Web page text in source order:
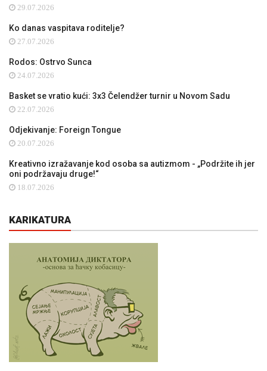
29.07.2026
Ko danas vaspitava roditelje?
27.07.2026
Rodos: Ostrvo Sunca
24.07.2026
Basket se vratio kući: 3x3 Čelendžer turnir u Novom Sadu
22.07.2026
Odjekivanje: Foreign Tongue
20.07.2026
Kreativno izražavanje kod osoba sa autizmom - „Podržite ih jer
oni podržavaju druge!“
18.07.2026
KARIKATURA